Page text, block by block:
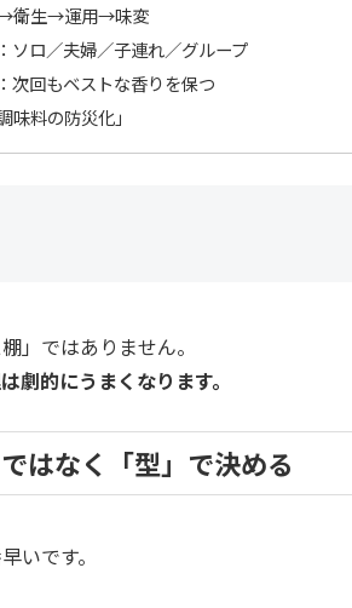
→衛生→運用→味変
ソロ／夫婦／子連れ／グループ
次回もベストな香りを保つ
味料の防災化」
」ではありません。
劇的にうまくなります。
はなく「型」で決める
いです。